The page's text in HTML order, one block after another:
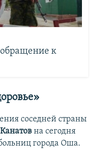
к
соседней страны
Канатов на сегодня
города Оша.